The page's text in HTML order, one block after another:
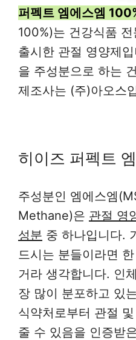
퍼펙트 엠에스엠
100%)는 건강식품
출시한 관절 영양제
을 주성분으로 하는
제조사는 (주)아오스
히이즈 퍼펙트
주성분인 엠에스엠
Methane)은 관절 영
성분 중 하나입니다.
드시는 분들이라면
거라 생각합니다. 인
장 많이 분포하고 있
식약처로부터 관절
줄 수 있음을 인증받